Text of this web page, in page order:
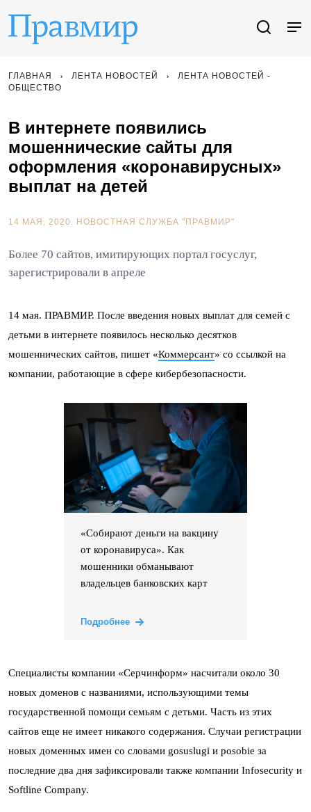
ГЛАВНАЯ ЛЕНТА НОВОСТЕЙ
ЛЕНТА НОВОСТЕЙ -
ОБЩЕСТВО
В интернете появились
мошеннические сайты для
оформления «коронавирусных»
выплат на детей
14 МАЯ, 2020. НОВОСТНАЯ СЛУЖБА "ПРАВМИР"
Более 70 сайтов, имитирующих портал госуслуг,
зарегистрировали в апреле
14 мая. ПРАВМИР. После введения новых выплат для семей с
детьми в интернете появилось несколько десятков
мошеннических сайтов, пишет «Коммерсант» со ссылкой на
компании, работающие в сфере кибербезопасности.
«Собирают деньги на вакцину
от коронавируса». Как
мошенники обманывают
владельцев банковских карт
Подробнее
Специалисты компании «Серчинформ» насчитали около 30
новых доменов с названиями, использующими темы
государственной помощи семьям с детьми. Часть из этих
сайтов еще не имеет никакого содержания. Случаи регистрации
новых доменных имен со словами gosuslugi и posobie за
последние два дня зафиксировали также компании Infosecurity и
Softline Company.